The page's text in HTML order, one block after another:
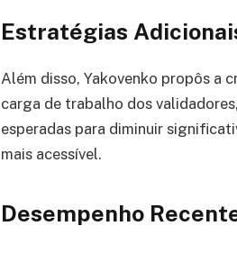
Estratégias
Além disso, Yakovenko propôs a
carga de trabalho dos
esperadas para diminuir
mais acessível.
Desempenho